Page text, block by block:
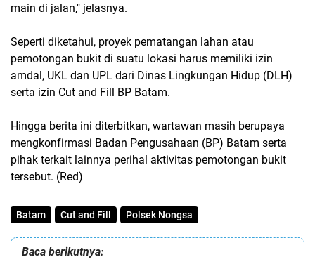
main di jalan," jelasnya.
Seperti diketahui, proyek pematangan lahan atau
pemotongan bukit di suatu lokasi harus memiliki izin
amdal, UKL dan UPL dari Dinas Lingkungan Hidup (DLH)
serta izin Cut and Fill BP Batam.
Hingga berita ini diterbitkan, wartawan masih berupaya
mengkonfirmasi Badan Pengusahaan (BP) Batam serta
pihak terkait lainnya perihal aktivitas pemotongan bukit
tersebut. (Red)
Batam Cut and Fill Polsek Nongsa
Baca berikutnya: